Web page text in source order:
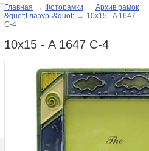
Главная → Фоторамки → Архив рамок
&quot;Глазурь&quot; → 10x15 - A 1647
C-4
10x15 - A 1647 C-4